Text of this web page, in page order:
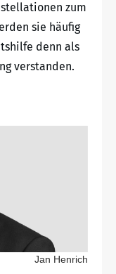
zum
sie häufig
denn als
verstanden.
Jan Henrich